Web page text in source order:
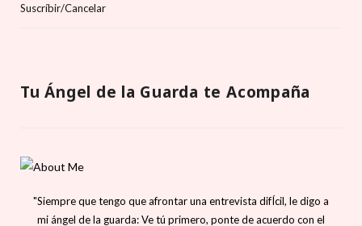
Suscríbir/Cancelar
Tu Ángel de la Guarda te Acompaña
"Siempre que tengo que afrontar una entrevista difÍcil, le digo a
mi ángel de la guarda: Ve tú primero, ponte de acuerdo con el